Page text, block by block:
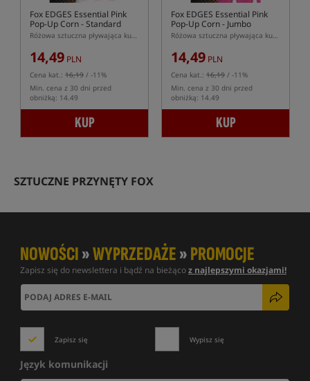
Fox EDGES Essential Pink
Pop-Up Corn - Standard
Różowa sztuczna pływająca kukurydza w wersji standard
14,49 PLN
Cena kat.: 16,19 / -11%
Min. cena z 30 dni przed
obniżką: 14.49
KUP
Fox EDGES Essential Pink
Pop-Up Corn - Jumbo
Różowa sztuczna pływająca kukurydza w wersji Jumbo
14,49 PLN
Cena kat.: 16,19 / -11%
Min. cena z 30 dni przed
obniżką: 14.49
KUP
SZTUCZNE PRZYNĘTY FOX
NOWOŚCI»WYPRZEDAŻE»PROMOCJE
Zapisz się do newslettera i bądź na bieżącoz najlepszymi okazjami!
Zapisz się Wypisz się
Język komunikacji